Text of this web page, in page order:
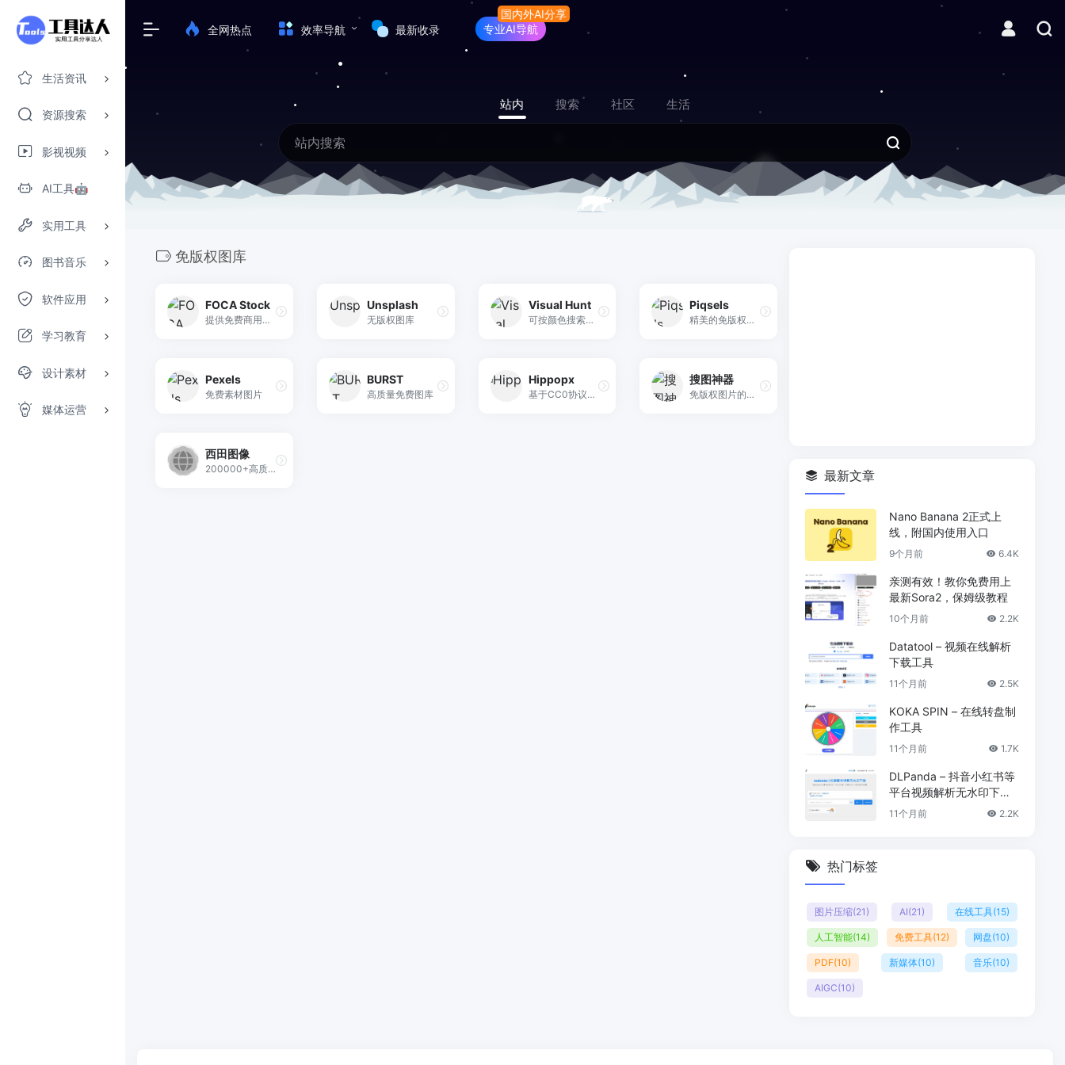
生活资讯
资源搜索
影视视频
AI工具🤖
实用工具
图书音乐
软件应用
学习教育
设计素材
媒体运营
全网热点 效率导航 最新收录 专业AI导航
站内 搜索 社区 生活
免版权图库
FOCA Stock
提供免费商用图片、视频和设计模板下载，采用 CC0 许可。
Unsplash
无版权图库
Visual Hunt
可按颜色搜索的图库
Piqsels
精美的免版权图库
Pexels
免费素材图片
BURST
高质量免费图库
Hippopx
基于CC0协议的免版权图库
搜图神器
免版权图片的聚合搜索工具
西田图像
200000+高质量免版权图片素材/设计师素材/摄影图片 最新文章
Nano Banana 2正式上
线，附国内使用入口
9个月前 6.4K
亲测有效！教你免费用上
最新Sora2，保姆级教程
10个月前 2.2K
Datatool – 视频在线解析
下载工具
11个月前 2.5K
KOKA SPIN – 在线转盘制
作工具
11个月前 1.7K
DLPanda – 抖音小红书等
平台视频解析无水印下载
工具
11个月前 2.2K
热门标签
图片压缩(21) AI(21) 在线工具(15)
人工智能(14) 免费工具(12) 网盘(10)
PDF(10) 新媒体(10) 音乐(10)
AIGC(10)